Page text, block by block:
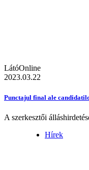
LátóOnline
2023.03.22
Punctajul final ale
A szerkesztői
Hírek